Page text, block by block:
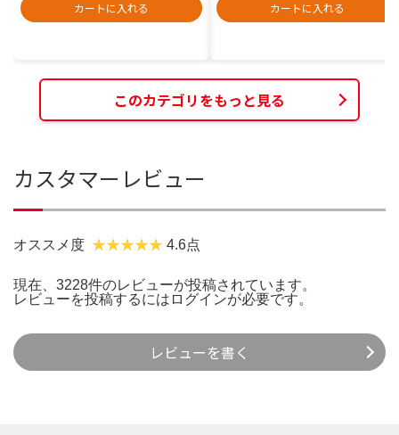
カートに入れる
カートに入れる
このカテゴリをもっと見る
カスタマーレビュー
オススメ度 4.6点
現在、3228件のレビューが投稿されています。
レビューを投稿するには ログインが必要です。
レビューを書く